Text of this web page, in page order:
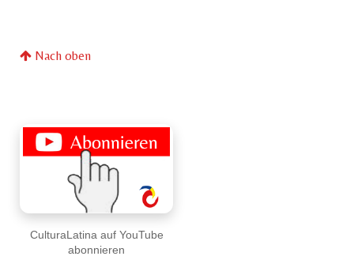
CulturaLatina auf YouTube
abonnieren
Nach oben